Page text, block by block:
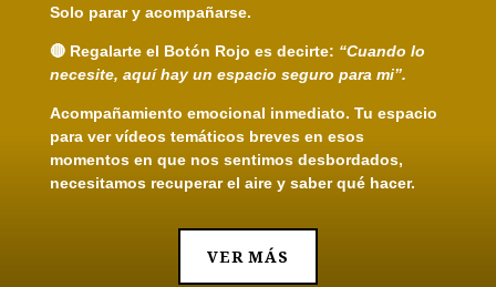
Solo parar y acompañarse.
🔴 Regalarte el Botón Rojo es decirte: “Cuando lo
necesite, aquí hay un espacio seguro para mi”.
Acompañamiento emocional inmediato. Tu espacio
para ver vídeos temáticos breves en esos
momentos en que nos sentimos desbordados,
necesitamos recuperar el aire y saber qué hacer.
VER MÁS